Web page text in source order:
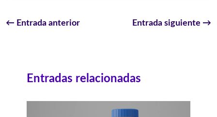
← Entrada anterior Entrada siguiente →
Entradas relacionadas